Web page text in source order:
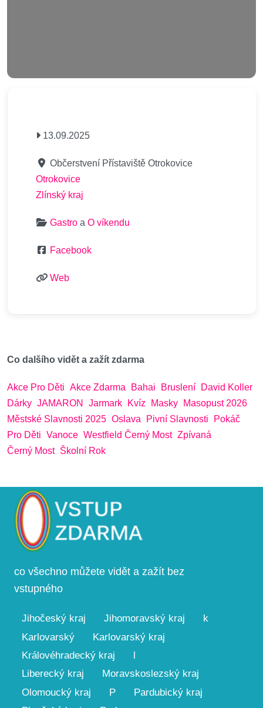
13.09.2025
Občerstvení Přístaviště Otrokovice
Otrokovice
Zlínský kraj
Gastro a O víkendu
Facebook
Web
Co dalšího vidět a zažít zdarma
Akce Pro Děti Akce Zdarma Bahai Bruslení
David Koller
Dárky JAMARON Jarmark Kvíz Masky
Masopust 2026
Městské Slavnosti 2025 Oslava Pivní Slavnosti
Pokáč
Pro Děti Vanoce Westfield Černý Most Zpívaná
Černý Most Školní Rok
co všechno můžete vidět a zažít bez
vstupného
Jihočeský kraj Jihomoravský kraj
k
Karlovarský
Karlovarský kraj
Královéhradecký kraj
l
Liberecký kraj
Moravskoslezský kraj
Olomoucký kraj
P
Pardubický kraj